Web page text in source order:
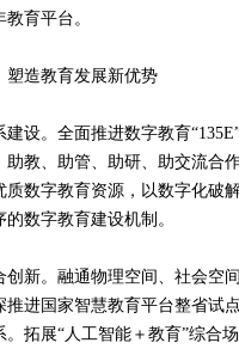
育平台。
造教育发展新优势
。全面推进数字教育
教、助管、助研、助交流合
数字教育资源，以数字化破
数字教育建设机制。
新。融通物理空间、社会空
进国家智慧教育平台整省试
拓展“人工智能＋教育”综合